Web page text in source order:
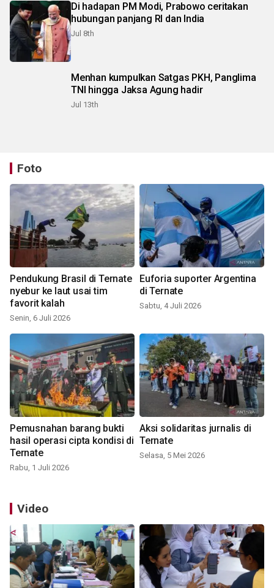
Di hadapan PM Modi, Prabowo ceritakan
hubungan panjang RI dan India
Jul 8th
Menhan kumpulkan Satgas PKH, Panglima
TNI hingga Jaksa Agung hadir
Jul 13th
Foto
Pendukung Brasil di Ternate
nyebur ke laut usai tim
favorit kalah
Senin, 6 Juli 2026
Euforia suporter Argentina
di Ternate
Sabtu, 4 Juli 2026
Pemusnahan barang bukti
hasil operasi cipta kondisi di
Ternate
Rabu, 1 Juli 2026
Aksi solidaritas jurnalis di
Ternate
Selasa, 5 Mei 2026
Video